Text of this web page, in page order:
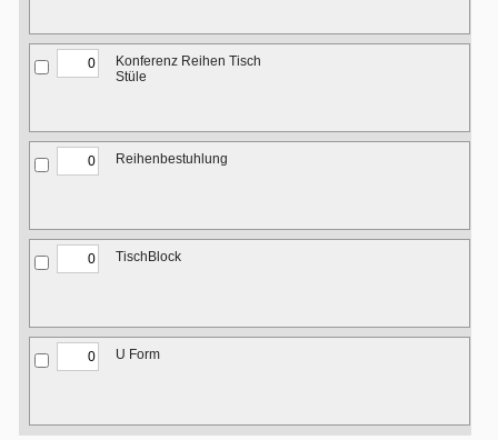
Konferenz Reihen Tisch
Stüle
Reihenbestuhlung
TischBlock
U Form